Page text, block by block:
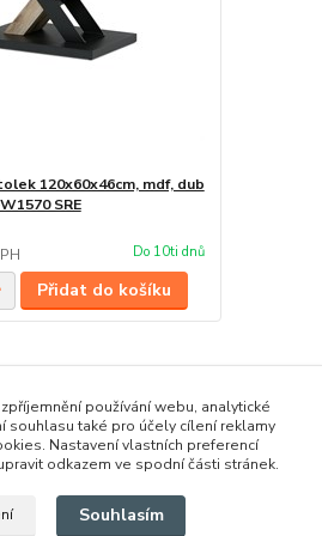
120x60x46cm, mdf, dub
SRE
Do 10ti dnů
Přidat do košíku
používání webu, analytické
souhlasu také pro účely cílení reklamy
Nastavení vlastních preferencí
odkazem ve spodní části stránek.
Souhlasím